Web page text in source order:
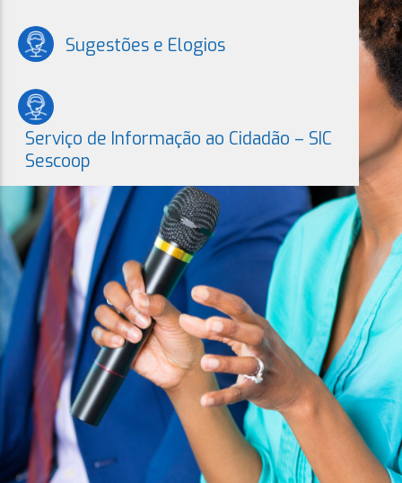
Sugestões e Elogios
Serviço de Informação ao Cidadão – SIC
Sescoop